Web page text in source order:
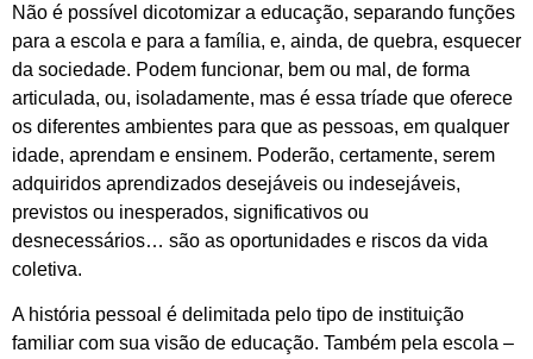
Não é possível dicotomizar a educação, separando funções
para a escola e para a família, e, ainda, de quebra, esquecer
da sociedade. Podem funcionar, bem ou mal, de forma
articulada, ou, isoladamente, mas é essa tríade que oferece
os diferentes ambientes para que as pessoas, em qualquer
idade, aprendam e ensinem. Poderão, certamente, serem
adquiridos aprendizados desejáveis ou indesejáveis,
previstos ou inesperados, significativos ou
desnecessários… são as oportunidades e riscos da vida
coletiva.
A história pessoal é delimitada pelo tipo de instituição
familiar com sua visão de educação. Também pela escola –